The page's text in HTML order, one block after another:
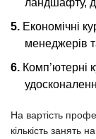
Економічні
менеджерів
Комп’ютерні
На вартість
кількість занять